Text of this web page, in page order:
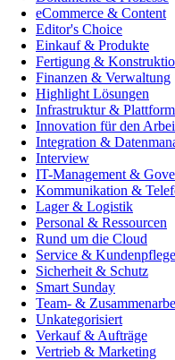
eCommerce & Content
Editor's Choice
Einkauf & Produkte
Fertigung &
Finanzen & Verwaltung
Highlight Lösungen
Infrastruktur & Plattform
Innovation für den
Integration &
Interview
IT-Management &
Kommunikation &
Lager & Logistik
Personal & Ressourcen
Rund um die Cloud
Service & Kundenpflege
Sicherheit & Schutz
Smart Sunday
Team- &
Unkategorisiert
Verkauf & Aufträge
Vertrieb & Marketing